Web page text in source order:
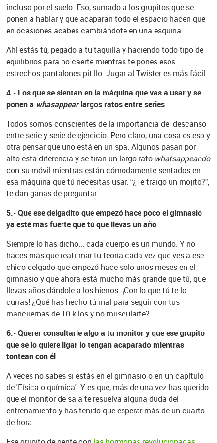
incluso por el suelo. Eso, sumado a los grupitos que se
ponen a hablar y que acaparan todo el espacio hacen que
en ocasiones acabes cambiándote en una esquina.
Ahí estás tú, pegado a tu taquilla y haciendo todo tipo de
equilibrios para no caerte mientras te pones esos
estrechos pantalones pitillo. Jugar al Twister es más fácil.
4.- Los que se sientan en la máquina que vas a usar y se
ponen a whasappearlargos ratos entre series
Todos somos conscientes de la importancia del descanso
entre serie y serie de ejercicio. Pero claro, una cosa es eso y
otra pensar que uno está en un spa. Algunos pasan por
alto esta diferencia y se tiran un largo rato whatsappeando
con su móvil mientras están cómodamente sentados en
esa máquina que tú necesitas usar. “¿Te traigo un mojito?”,
te dan ganas de preguntar.
5.- Que ese delgadito que empezó hace poco el gimnasio
ya esté más fuerte que tú que llevas un año
Siempre lo has dicho... cada cuerpo es un mundo. Y no
haces más que reafirmar tu teoría cada vez que ves a ese
chico delgado que empezó hace solo unos meses en el
gimnasio y que ahora está mucho más grande que tú, que
llevas años dándole a los hierros. ¡Con lo que tú te lo
curras! ¿Qué has hecho tú mal para seguir con tus
mancuernas de 10 kilos y no muscularte?
6.- Querer consultarle algo a tu monitor y que ese grupito
que se lo quiere ligar lo tengan acaparado mientras
tontean con él
A veces no sabes si estás en el gimnasio o en un capítulo
de 'Física o química'. Y es que, más de una vez has querido
que el monitor de sala te resuelva alguna duda del
entrenamiento y has tenido que esperar más de un cuarto
de hora.